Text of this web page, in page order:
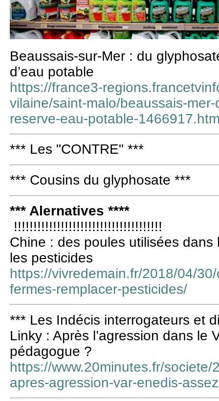
Beaussais-sur-Mer : du
d’eau potable
https://france3-
vilaine/saint-malo/beaussais-
reserve-eau-potable-
*** Les "CONTRE" ***
*** Cousins du glyphosate ***
*** Alernatives ****
!!!!!!!!!!!!!!!!!!!!!!!!!!!!!!!!!!!!!!
Chine : des poules utilisées
les pesticides
https://vivredemain.fr/2018/04/
fermes-remplacer-pesticides/
*** Les Indécis interrogateurs et
Linky : Après l’agression dans le
pédagogue ?
https://www.20minutes.fr/
apres-agression-var-enedis-